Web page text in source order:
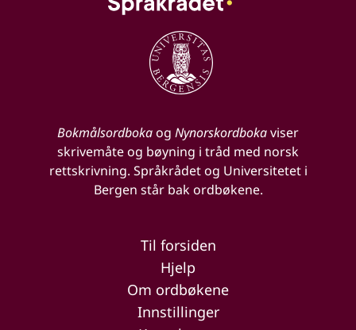
Bokmålsordbokaog Nynorskordbokaviser
skrivemåte og bøyning i tråd med norsk
rettskrivning. Språkrådet og Universitetet i
Bergen står bak ordbøkene.
Til forsiden
Hjelp
Om ordbøkene
Innstillinger